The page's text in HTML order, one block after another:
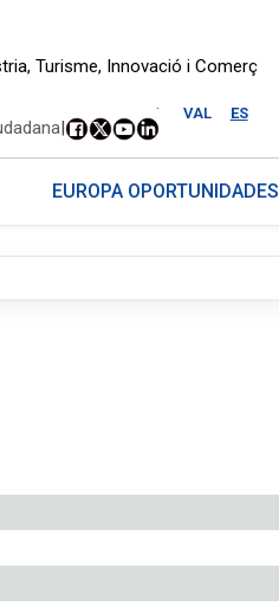
Turisme, Innovació i Comerç
VAL ES
.
|
EUROPA OPORTUNIDADES